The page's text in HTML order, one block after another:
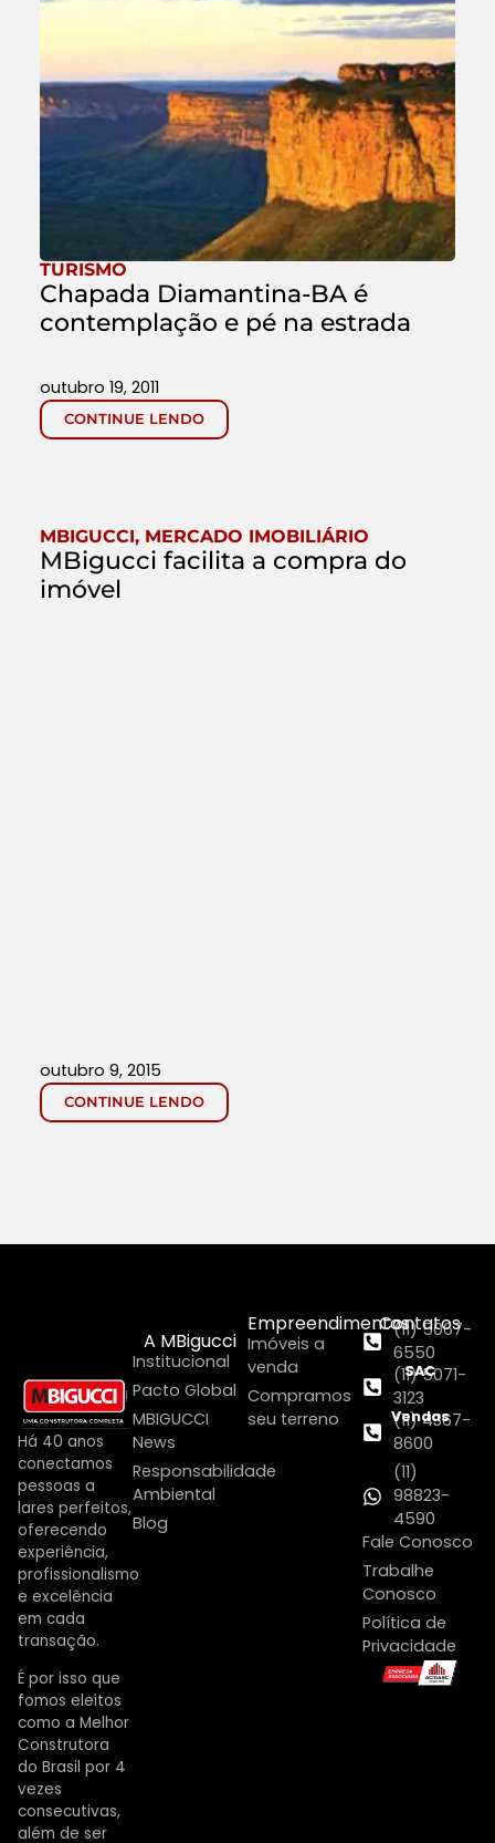
TURISMO
Chapada Diamantina-BA é
contemplação e pé na estrada
CONTINUE LENDO
outubro 19, 2011
MBIGUCCI, MERCADO IMOBILIÁRIO
MBigucci facilita a compra do
imóvel
CONTINUE LENDO
outubro 9, 2015
Há 40 anos
conectamos
pessoas a
lares perfeitos,
oferecendo
experiência,
profissionalismo
e excelência
em cada
transação.
É por isso que
fomos eleitos
como a Melhor
Construtora
do Brasil por 4
vezes
consecutivas,
além de ser
A MBigucci
Institucional
Pacto Global
MBIGUCCI
News
Responsabilidade
Ambiental
Blog
Empreendimentos
Imóveis a
venda
Compramos
seu terreno
Contatos
(11) 5067-
6550
SAC
(11) 5071-
3123
Vendas
(11) 4367-
8600
(11)
98823-
4590
Fale Conosco
Trabalhe
Conosco
Política de
Privacidade